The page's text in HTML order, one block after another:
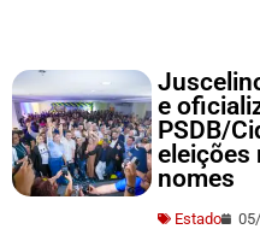
e
PSDB/
eleições
nomes
Estado